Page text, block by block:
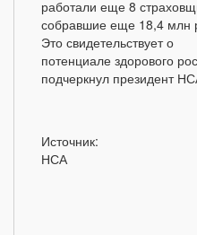
работали еще 8
собравшие еще 18,4 млн
Это свидетельствует о
потенциале здорового
подчеркнул президент
Источник:
НСА